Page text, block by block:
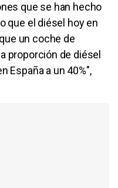
que se han hecho
que el diésel hoy en
un coche de
proporción de diésel
España a un 40%",